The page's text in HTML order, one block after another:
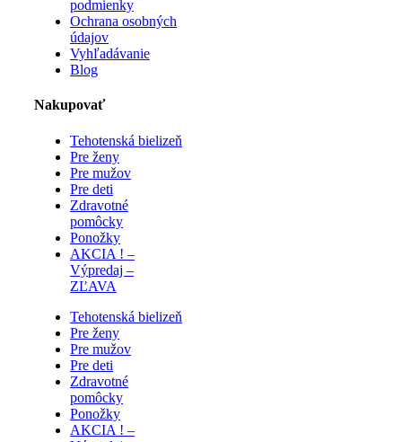
podmienky
Ochrana osobných
údajov
Vyhľadávanie
Blog
Nakupovať
Tehotenská bielizeň
Pre ženy
Pre mužov
Pre deti
Zdravotné
pomôcky
Ponožky
AKCIA ! –
Výpredaj –
ZĽAVA
Tehotenská bielizeň
Pre ženy
Pre mužov
Pre deti
Zdravotné
pomôcky
Ponožky
AKCIA ! –